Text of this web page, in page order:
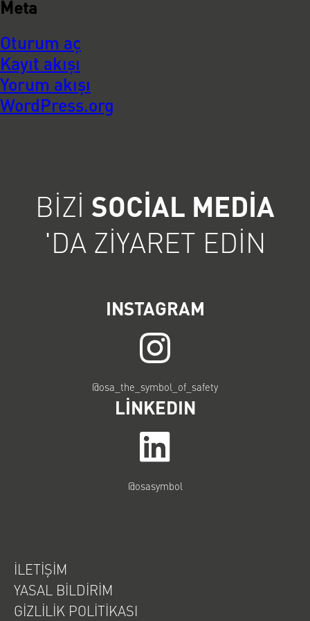
Meta
Oturum aç
Kayıt akışı
Yorum akışı
WordPress.org
BIZI SOCIAL MEDIA
'DA ZIYARET EDIN
INSTAGRAM
@osa_the_symbol_of_safety
LINKEDIN
@osasymbol
İLETIŞIM
YASAL BILDIRIM
GIZLILIK POLITIKASI